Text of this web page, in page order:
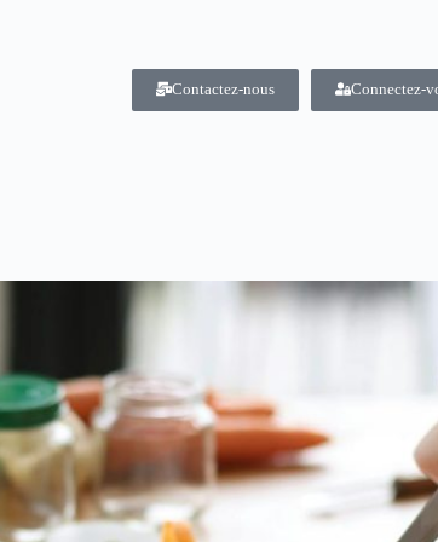
Contactez-nous Connectez-